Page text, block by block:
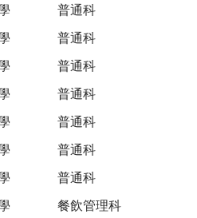
普通科
普通科
普通科
普通科
普通科
普通科
普通科
餐飲管理科